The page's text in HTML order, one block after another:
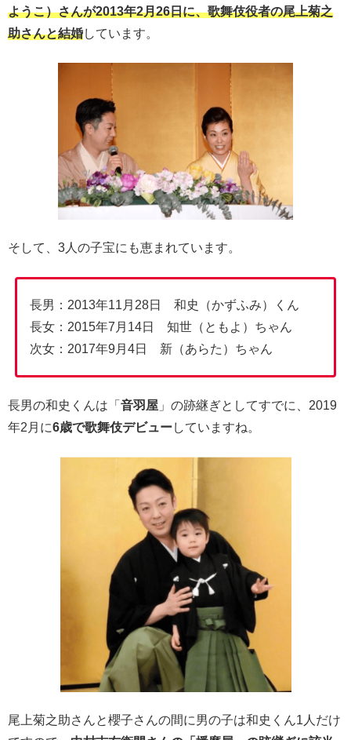
ようこ）さんが2013年2月26日に、歌舞伎役者の尾上菊之
助さんと結婚しています。
そして、3人の子宝にも恵まれています。
長男：2013年11月28日 和史（かずふみ）くん
長女：2015年7月14日 知世（ともよ）ちゃん
次女：2017年9月4日 新（あらた）ちゃん
長男の和史くんは「 音羽屋 」の跡継ぎとしてすでに、2019
年2月に6歳で歌舞伎デビューしていますね。
尾上菊之助さんと櫻子さんの間に男の子は和史くん1人だけ